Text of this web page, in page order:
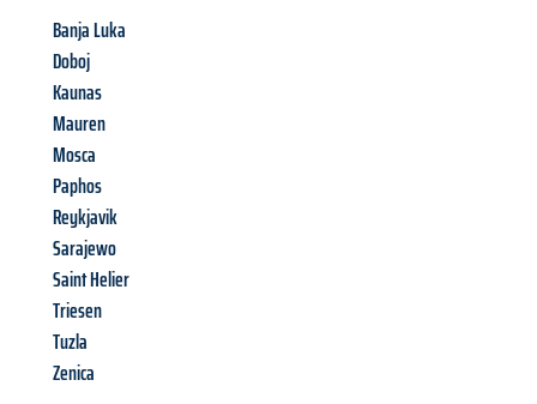
Banja Luka
Doboj
Kaunas
Mauren
Mosca
Paphos
Reykjavik
Sarajewo
Saint Helier
Triesen
Tuzla
Zenica